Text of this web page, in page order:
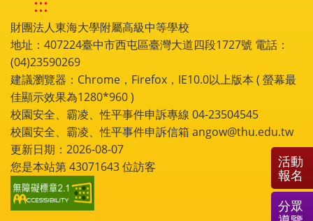
:::
財團法人東海大學附屬高級中等學校
地址：407224臺中市西屯區臺灣大道四段1727號 電話：
(04)23590269
建議瀏覽器：Chrome，Firefox，IE10.0以上版本 ( 螢幕最
佳顯示效果為1280*960 )
校園安全、霸凌、性平事件申訴專線 04-23504545
校園安全、霸凌、性平事件申訴信箱 angow@thu.edu.tw
更新日期：2026-08-07
您是本站第43071643位訪客
活動
報名
分眾